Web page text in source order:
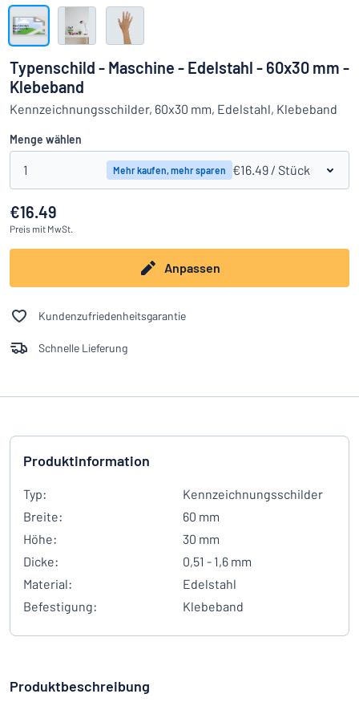
Das Gesuchte nicht gefunden?
Alle Kategorien anzeigen
Einloggen
Typenschild - Maschine - Edelstahl - 60x30 mm -
Klebeband
Kennzeichnungsschilder, 60x30 mm, Edelstahl, Klebeband
Menge wählen
1 Mehr kaufen, mehr sparen €16.49 / Stück
€16.49
Preis mit MwSt.
Anpassen
Kundenzufriedenheitsgarantie
Schnelle Lieferung
Produktinformation
Typ:
Kennzeichnungsschilder
Breite:
60 mm
Höhe:
30 mm
Dicke:
0,51 - 1,6 mm
Material:
Edelstahl
Befestigung:
Klebeband
Produktbeschreibung